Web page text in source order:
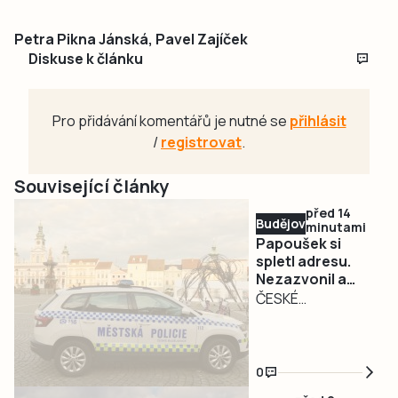
Petra Pikna Jánská, Pavel Zajíček
Diskuse k článku
Pro přidávání komentářů je nutné se přihlásit
/registrovat.
Související články
Budějovicko
před 14
minutami
Papoušek si
spletl adresu.
Nezazvonil a
přiletěl do bytu
ČESKÉ
zásahu
informovala
0